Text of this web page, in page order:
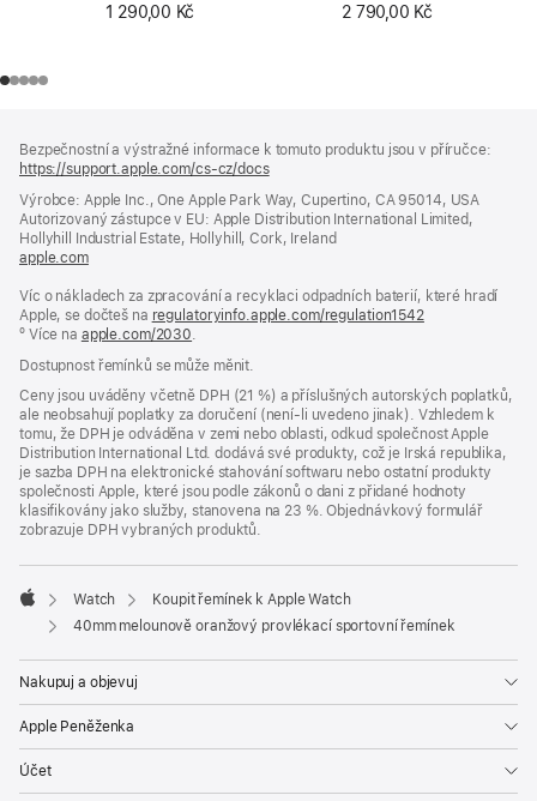
1 290,00 Kč
2 790,00 Kč
Bezpečnostní a výstražné informace k tomuto produktu jsou v příručce:
https://support.apple.com/cs-cz/docs(otevře
v novém
okně)
Výrobce: Apple Inc., One Apple Park Way, Cupertino, CA 95014, USA
Autorizovaný zástupce v EU: Apple Distribution International Limited,
Hollyhill Industrial Estate, Hollyhill, Cork, Ireland
apple.com(otevře
v novém
okně)
Víc o nákladech za zpracování a recyklaci odpadních baterií, které hradí
Apple, se dočteš na regulatoryinfo.apple.com/regulation1542(otevře
º Více na apple.com/2030.
Dostupnost řemínků se může měnit.
Ceny jsou uváděny včetně DPH (21 %) a příslušných autorských poplatků,
ale neobsahují poplatky za doručení (není-li uvedeno jinak). Vzhledem k
tomu, že DPH je odváděna v zemi nebo oblasti, odkud společnost Apple
Distribution International Ltd. dodává své produkty, což je Irská republika,
je sazba DPH na elektronické stahování softwaru nebo ostatní produkty
společnosti Apple, které jsou podle zákonů o dani z přidané hodnoty
klasifikovány jako služby, stanovena na 23 %. Objednávkový formulář
zobrazuje DPH vybraných produktů.
Apple
Watch
Koupit řemínek k Apple Watch
40mm melounově oranžový provlékací sportovní řemínek
Nakupuj a objevuj
Apple Peněženka
Účet